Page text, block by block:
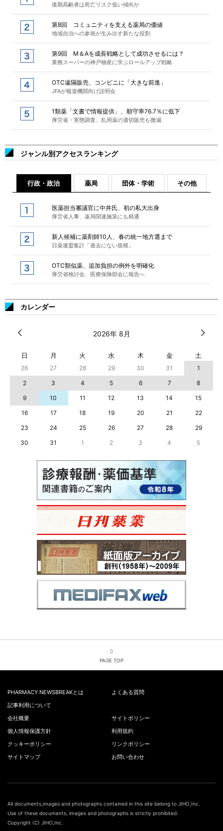
後期高齢者は死亡リスク低い傾向か
第8回 コミュニティを支える薬局の価値
地域自治への参画が生み出す新たな役割
第9回 M＆Aを成長戦略として成功させるには？
業務スーパーの神戸物産に学ぶロールアップ戦略
OTC遠隔販売、コンビニに「大きな前進」
JFAが報道機関向け説明会
1類薬「文書で情報提供」、順守率76.7％に低下
厚労省・実態調査、乱用薬の適切販売も微減
ジャンル別アクセスランキング
行政・政治 薬局 団体・学術 その他
医薬担当審議官に中井氏、初の私大出身
厚労省人事、薬局関連施策にも精通
新人候補に薬剤師10人、春の統一地方選まで
日薬連盟集計「過去にない規模」
OTC類似薬、追加負担の例外を明確化
厚労省検討会、医療保険部会に報告へ
カレンダー
2026年 8月
日 月 火 水 木 金 土
26 27 28 29 30 31
1
2
3 4 5 6 7
8
9
10 11 12 13 14
15
16
17 18 19 20 21
22
23
24 25 26 27 28
29
30
31 1 2 3 4 5
PAGE TOP
PHARMACY NEWSBREAKとは
よくある質問
記事利用について
会社概要
サイトポリシー
個人情報保護方針
利用規約
クッキーポリシー
リンクポリシー
サイトマップ
お問い合わせ
All documents,images and photographs contained in this site belong to JIHO,Inc.
Use of these documents, images and photographs is strictly prohibited.
Copyright (C) JIHO,Inc.